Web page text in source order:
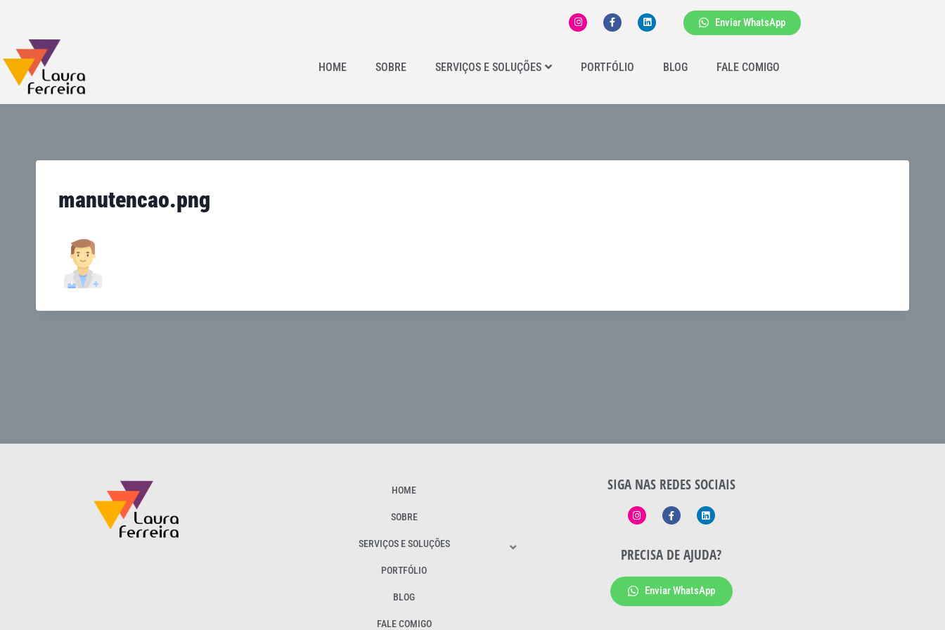
Enviar WhatsApp
HOME SOBRE SERVIÇOS E SOLUÇÕES PORTFÓLIO BLOG FALE COMIGO
manutencao.png
HOME
SOBRE
SERVIÇOS E SOLUÇÕES
PORTFÓLIO
BLOG
FALE COMIGO
SIGA NAS REDES SOCIAIS
PRECISA DE AJUDA?
Enviar WhatsApp